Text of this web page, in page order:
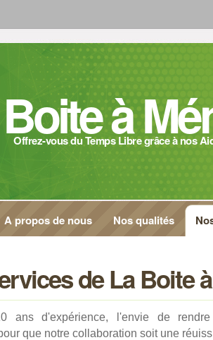
à
Offrez-vous du Temps Libre grâce à nos
A propos de nous Nos qualités
de La Boite
ans d'expérience, l'envie de
que notre collaboration soit une